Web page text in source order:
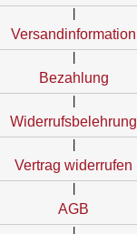
Versandinformation
Bezahlung
Widerrufsbelehrung
Vertrag widerrufen
AGB